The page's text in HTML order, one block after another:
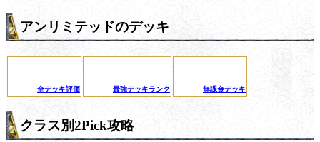
アンリミテッドのデッキ
全デッキ評価 最強デッキランク 無課金デッキ
クラス別2Pick攻略